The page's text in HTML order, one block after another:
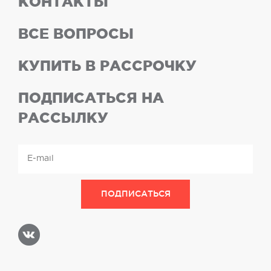
ВСЕ ВОПРОСЫ
КУПИТЬ В РАССРОЧКУ
ПОДПИСАТЬСЯ НА
РАССЫЛКУ